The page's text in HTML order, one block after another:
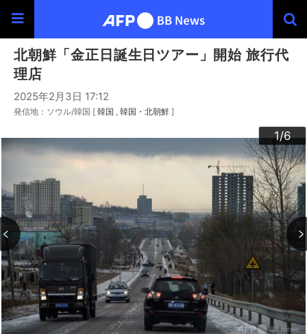
北朝鮮「金正日誕生日ツアー」開始 旅行代
理店
2025年2月3日 17:12
発信地：ソウル/韓国 [ 韓国 韓国・北朝鮮 ]
1/6
2/6
3/6
4/6
5/6
6/6